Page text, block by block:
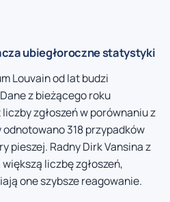
ubiegłoroczne statystyki
Louvain od lat budzi
z bieżącego roku
zgłoszeń w porównaniu z
318 przypadków
pieszej. Radny Dirk Vansina z
liczbę zgłoszeń,
one szybsze reagowanie.